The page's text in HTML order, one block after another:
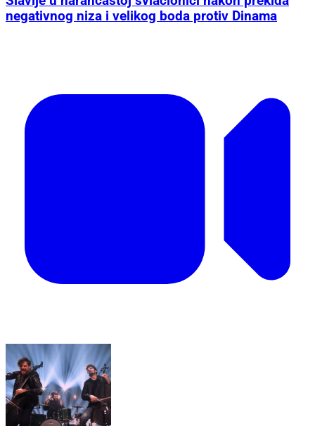
negativnog niza i velikog boda protiv Dinama